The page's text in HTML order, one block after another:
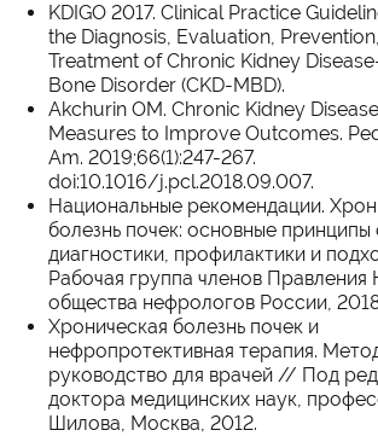
KDIGO 2017. Clinical Practice
the Diagnosis, Evaluation,
Treatment of Chronic Kidney
Bone Disorder (CKD-MBD).
Akchurin OM. Chronic Kidney
Measures to Improve Outcomes.
Am. 2019;66(1):247-267.
doi:10.1016/j.pcl.2018.09.007.
Национальные рекомендации.
болезнь почек: основные принципы
диагностики, профилактики и
Рабочая группа членов Правления
общества нефрологов России,
Хроническая болезнь почек и
нефропротективная терапия.
руководство для врачей // Под
доктора медицинских наук,
Шилова, Москва, 2012.